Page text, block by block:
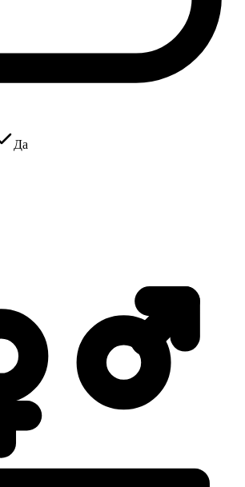
Да